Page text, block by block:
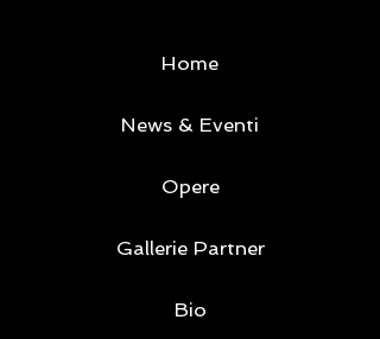
Home
News & Eventi
Opere
Gallerie Partner
Bio